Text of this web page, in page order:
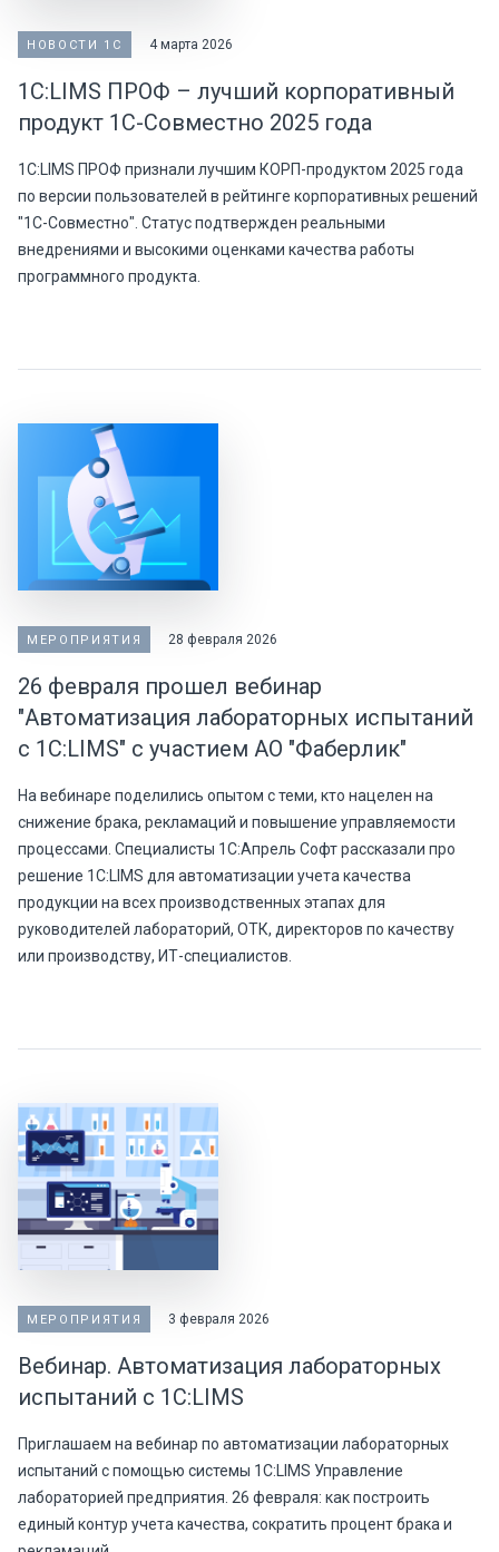
НОВОСТИ 1С 4 марта 2026
1С:LIMS ПРОФ – лучший корпоративный
продукт 1С-Совместно 2025 года
1С:LIMS ПРОФ признали лучшим КОРП-продуктом 2025 года
по версии пользователей в рейтинге корпоративных решений
"1С-Совместно". Статус подтвержден реальными
внедрениями и высокими оценками качества работы
программного продукта.
МЕРОПРИЯТИЯ 28 февраля 2026
26 февраля прошел вебинар
"Автоматизация лабораторных испытаний
с 1С:LIMS" с участием АО "Фаберлик"
На вебинаре поделились опытом с теми, кто нацелен на
снижение брака, рекламаций и повышение управляемости
процессами. Специалисты 1С:Апрель Софт рассказали про
решение 1С:LIMS для автоматизации учета качества
продукции на всех производственных этапах для
руководителей лабораторий, ОТК, директоров по качеству
или производству, ИТ-специалистов.
МЕРОПРИЯТИЯ 3 февраля 2026
Вебинар. Автоматизация лабораторных
испытаний с 1С:LIMS
Приглашаем на вебинар по автоматизации лабораторных
испытаний с помощью системы 1С:LIMS Управление
лабораторией предприятия. 26 февраля: как построить
единый контур учета качества, сократить процент брака и